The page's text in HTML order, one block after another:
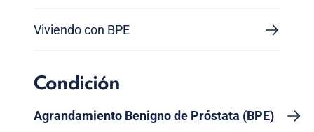
Viviendo con BPE
Condición
Agrandamiento Benigno de Próstata (BPE)